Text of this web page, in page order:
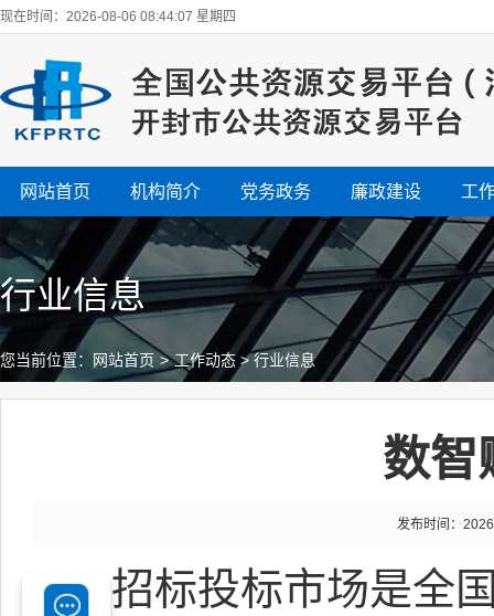
现在时间：2026-08-06 08:44:07 星期四
网站首页 机构简介 党务政务 廉政建设 工
行业信息
您当前位置： 网站首页 > 工作动态 >行业信息
数智
发布时间：
招标投标市场是全